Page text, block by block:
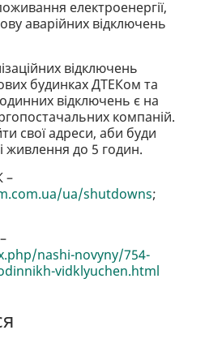
електроенергії,
аварійних відключень
відключень
будинках ДТЕКом та
відключень є на
компаній.
свої адреси, аби буди
живлення до 5 годин.
–
ua/shutdowns;
nashi-novyny/754-
vidklyuchen.html